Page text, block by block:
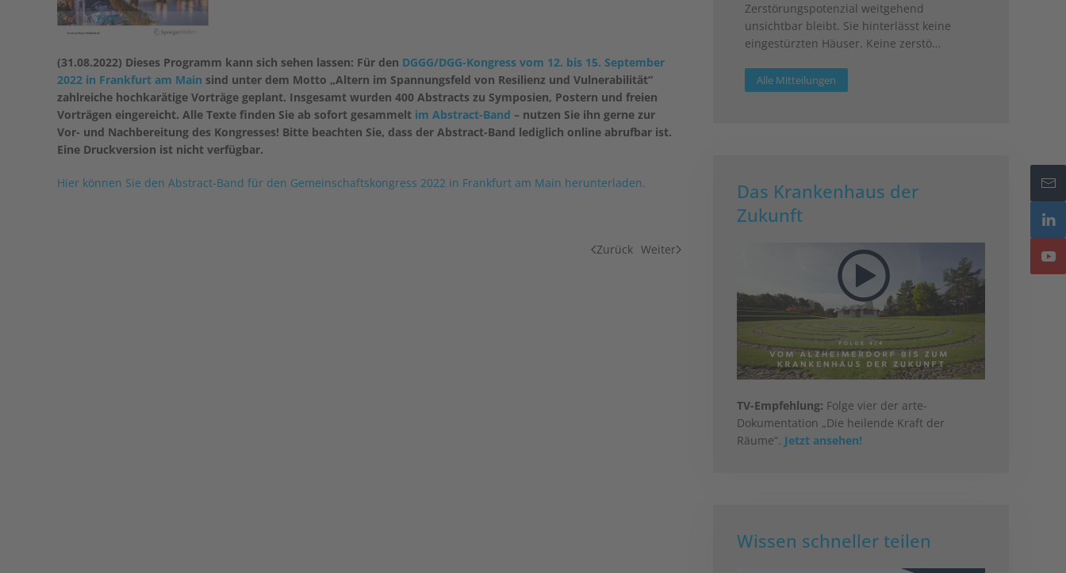
(31.08.2022) Dieses Programm kann sich sehen lassen: Für den DGGG/DGG-Kongress vom 12. bis 15. September
2022 in Frankfurt am Main sind unter dem Motto „Altern im Spannungsfeld von Resilienz und Vulnerabilität“
zahlreiche hochkarätige Vorträge geplant. Insgesamt wurden 400 Abstracts zu Symposien, Postern und freien
Vorträgen eingereicht. Alle Texte finden Sie ab sofort gesammelt im Abstract-Band – nutzen Sie ihn gerne zur
Vor- und Nachbereitung des Kongresses! Bitte beachten Sie, dass der Abstract-Band lediglich online abrufbar ist.
Eine Druckversion ist nicht verfügbar.
Hier können Sie den Abstract-Band für den Gemeinschaftskongress 2022 in Frankfurt am Main herunterladen.
Zurück Weiter
Zerstörungspotenzial weitgehend
unsichtbar bleibt. Sie hinterlässt keine
eingestürzten Häuser. Keine zerstö…
Alle Mitteilungen
Das Krankenhaus der
Zukunft
TV-Empfehlung: Folge vier der arte-
Dokumentation „Die heilende Kraft der
Räume“. Jetzt ansehen!
Wissen schneller teilen